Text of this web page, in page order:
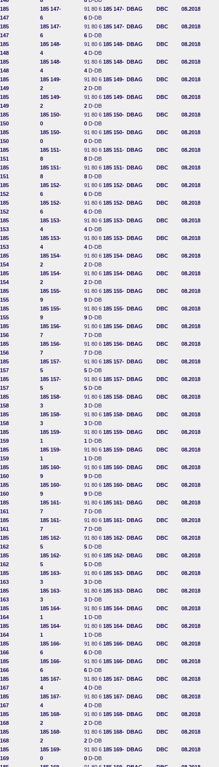
185
147
185 147-
6
91 80 6 185 147-
6 D-DB
DBAG DBC 08.2018
185
147
185 147-
6
91 80 6 185 147-
6 D-DB
DBAG DBC 08.2018
185
148
185 148-
4
91 80 6 185 148-
4 D-DB
DBAG DBC 08.2018
185
148
185 148-
4
91 80 6 185 148-
4 D-DB
DBAG DBC 08.2018
185
149
185 149-
2
91 80 6 185 149-
2 D-DB
DBAG DBC 08.2018
185
149
185 149-
2
91 80 6 185 149-
2 D-DB
DBAG DBC 08.2018
185
150
185 150-
0
91 80 6 185 150-
0 D-DB
DBAG DBC 08.2018
185
150
185 150-
0
91 80 6 185 150-
0 D-DB
DBAG DBC 08.2018
185
151
185 151-
8
91 80 6 185 151-
8 D-DB
DBAG DBC 08.2018
185
151
185 151-
8
91 80 6 185 151-
8 D-DB
DBAG DBC 08.2018
185
152
185 152-
6
91 80 6 185 152-
6 D-DB
DBAG DBC 08.2018
185
152
185 152-
6
91 80 6 185 152-
6 D-DB
DBAG DBC 08.2018
185
153
185 153-
4
91 80 6 185 153-
4 D-DB
DBAG DBC 08.2018
185
153
185 153-
4
91 80 6 185 153-
4 D-DB
DBAG DBC 08.2018
185
154
185 154-
2
91 80 6 185 154-
2 D-DB
DBAG DBC 08.2018
185
154
185 154-
2
91 80 6 185 154-
2 D-DB
DBAG DBC 08.2018
185
155
185 155-
9
91 80 6 185 155-
9 D-DB
DBAG DBC 08.2018
185
155
185 155-
9
91 80 6 185 155-
9 D-DB
DBAG DBC 08.2018
185
156
185 156-
7
91 80 6 185 156-
7 D-DB
DBAG DBC 08.2018
185
156
185 156-
7
91 80 6 185 156-
7 D-DB
DBAG DBC 08.2018
185
157
185 157-
5
91 80 6 185 157-
5 D-DB
DBAG DBC 08.2018
185
157
185 157-
5
91 80 6 185 157-
5 D-DB
DBAG DBC 08.2018
185
158
185 158-
3
91 80 6 185 158-
3 D-DB
DBAG DBC 08.2018
185
158
185 158-
3
91 80 6 185 158-
3 D-DB
DBAG DBC 08.2018
185
159
185 159-
1
91 80 6 185 159-
1 D-DB
DBAG DBC 08.2018
185
159
185 159-
1
91 80 6 185 159-
1 D-DB
DBAG DBC 08.2018
185
160
185 160-
9
91 80 6 185 160-
9 D-DB
DBAG DBC 08.2018
185
160
185 160-
9
91 80 6 185 160-
9 D-DB
DBAG DBC 08.2018
185
161
185 161-
7
91 80 6 185 161-
7 D-DB
DBAG DBC 08.2018
185
161
185 161-
7
91 80 6 185 161-
7 D-DB
DBAG DBC 08.2018
185
162
185 162-
5
91 80 6 185 162-
5 D-DB
DBAG DBC 08.2018
185
162
185 162-
5
91 80 6 185 162-
5 D-DB
DBAG DBC 08.2018
185
163
185 163-
3
91 80 6 185 163-
3 D-DB
DBAG DBC 08.2018
185
163
185 163-
3
91 80 6 185 163-
3 D-DB
DBAG DBC 08.2018
185
164
185 164-
1
91 80 6 185 164-
1 D-DB
DBAG DBC 08.2018
185
164
185 164-
1
91 80 6 185 164-
1 D-DB
DBAG DBC 08.2018
185
166
185 166-
6
91 80 6 185 166-
6 D-DB
DBAG DBC 08.2018
185
166
185 166-
6
91 80 6 185 166-
6 D-DB
DBAG DBC 08.2018
185
167
185 167-
4
91 80 6 185 167-
4 D-DB
DBAG DBC 08.2018
185
167
185 167-
4
91 80 6 185 167-
4 D-DB
DBAG DBC 08.2018
185
168
185 168-
2
91 80 6 185 168-
2 D-DB
DBAG DBC 08.2018
185
168
185 168-
2
91 80 6 185 168-
2 D-DB
DBAG DBC 08.2018
185
169
185 169-
0
91 80 6 185 169-
0 D-DB
DBAG DBC 08.2018